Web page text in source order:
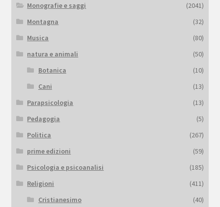
Monografie e saggi
(2041)
Montagna
(32)
Musica
(80)
natura e animali
(50)
Botanica
(10)
Cani
(13)
Parapsicologia
(13)
Pedagogia
(5)
Politica
(267)
prime edizioni
(59)
Psicologia e psicoanalisi
(185)
Religioni
(411)
Cristianesimo
(40)